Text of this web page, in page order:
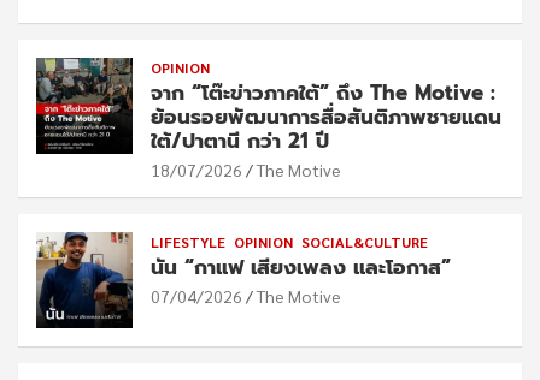
OPINION
จาก “โต๊ะข่าวภาคใต้” ถึง The Motive :
ย้อนรอยพัฒนาการสื่อสันติภาพชายแดน
ใต้/ปาตานี กว่า 21 ปี
18/07/2026 The Motive
LIFESTYLE OPINION SOCIAL&CULTURE
นัน “กาแฟ เสียงเพลง และโอกาส”
07/04/2026 The Motive